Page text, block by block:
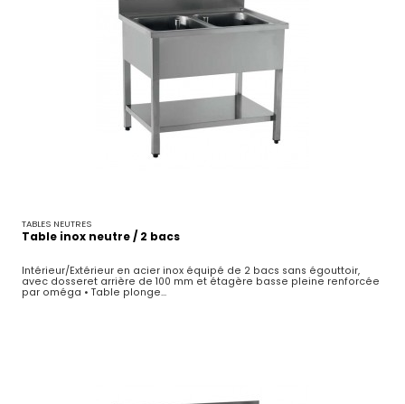
TABLES NEUTRES
Table inox neutre / 2 bacs
Intérieur/Extérieur en acier inox équipé de 2 bacs sans égouttoir,
avec dosseret arrière de 100 mm et étagère basse pleine renforcée
par oméga • Table plonge...